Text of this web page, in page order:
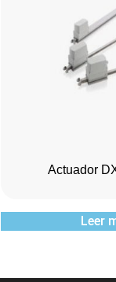
Actuador
Leer